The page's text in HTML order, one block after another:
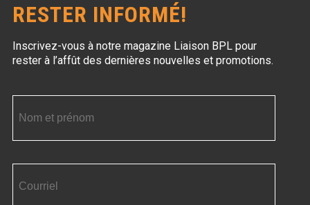
RESTER INFORMÉ!
Inscrivez-vous à notre magazine Liaison BPLpour
rester à l’affût des dernières nouvelles et promotions.